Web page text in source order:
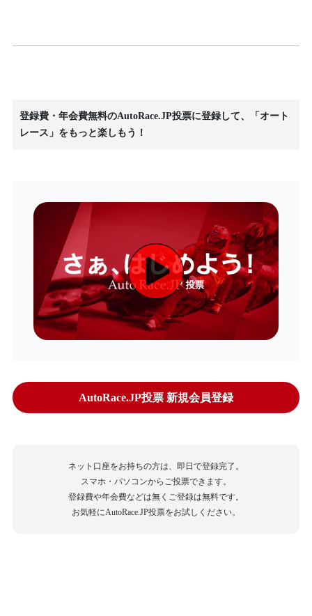
登録費・年会費無料のAutoRace.JP投票に登録して、「オート
レース」をもっと楽しもう！
AutoRace.JP投票 新規会員登録
ネット口座をお持ちの方は、即日で登録完了。
スマホ・パソコンからご投票できます。
登録費や年会費などは無くご登録は無料です。
お気軽にAutoRace.JP投票をお試しください。